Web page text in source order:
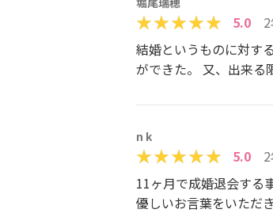
5.0
結婚というものに対す
ができた。 又、出来る
n k
5.0
11ヶ月で成婚退会する
優しいお言葉をいただ